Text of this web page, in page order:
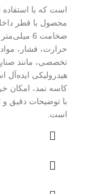
ضخامت 6
حرارت، فشار،
تخصصی، مانند
هیدرولیکی
کاسه نمد، امکان
با توضیحات دقیق
است.